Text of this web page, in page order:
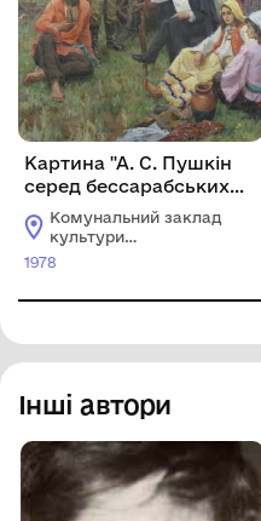
Картина "А. С. Пушкін
серед бессарабських
циган". Дипломна
робота
Комунальний заклад
культури
"Хмельницький
1978
Інші автори